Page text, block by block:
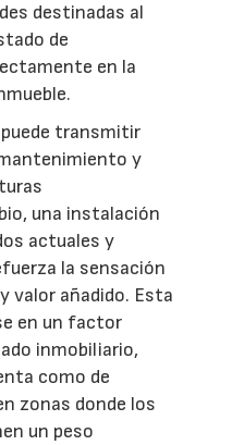
destinadas al
de
en la
transmitir
y
una instalación
actuales y
la sensación
valor añadido. Esta
en un factor
inmobiliario,
como de
zonas donde los
un peso